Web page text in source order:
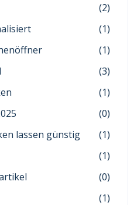
(2)
(1)
(1)
(3)
(1)
(0)
lassen günstig
(1)
(1)
(0)
(1)